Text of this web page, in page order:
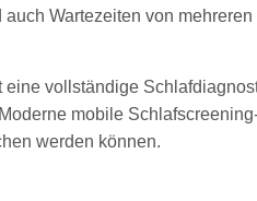
Wartezeiten von
vollständige
mobile
werden können.